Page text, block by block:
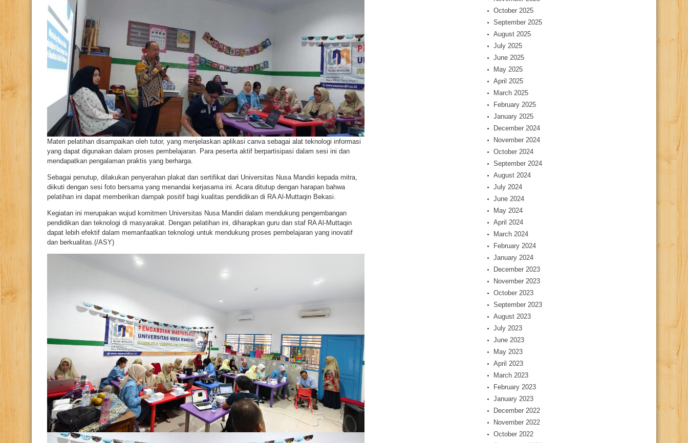
Materi pelatihan disampaikan oleh tutor, yang menjelaskan aplikasi canva sebagai alat teknologi informasi
yang dapat digunakan dalam proses pembelajaran. Para peserta aktif berpartisipasi dalam sesi ini dan
mendapatkan pengalaman praktis yang berharga.
Sebagai penutup, dilakukan penyerahan plakat dan sertifikat dari Universitas Nusa Mandiri kepada mitra,
diikuti dengan sesi foto bersama yang menandai kerjasama ini. Acara ditutup dengan harapan bahwa
pelatihan ini dapat memberikan dampak positif bagi kualitas pendidikan di RA Al-Muttaqin Bekasi.
Kegiatan ini merupakan wujud komitmen Universitas Nusa Mandiri dalam mendukung pengembangan
pendidikan dan teknologi di masyarakat. Dengan pelatihan ini, diharapkan guru dan staf RA Al-Muttaqin
dapat lebih efektif dalam memanfaatkan teknologi untuk mendukung proses pembelajaran yang inovatif
dan berkualitas.(/ASY)
October 2025
September 2025
August 2025
July 2025
June 2025
May 2025
April 2025
March 2025
February 2025
January 2025
December 2024
November 2024
October 2024
September 2024
August 2024
July 2024
June 2024
May 2024
April 2024
March 2024
February 2024
January 2024
December 2023
November 2023
October 2023
September 2023
August 2023
July 2023
June 2023
May 2023
April 2023
March 2023
February 2023
January 2023
December 2022
November 2022
October 2022